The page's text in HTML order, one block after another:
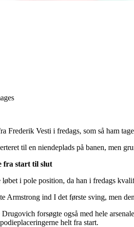
Frederik Vesti i fredags, som så ham
til en niendeplads på banen, men
fra start til slut
i pole position, da han i fredags
Armstrong ind I det første sving, men
forsøgte også med hele
helt fra start.